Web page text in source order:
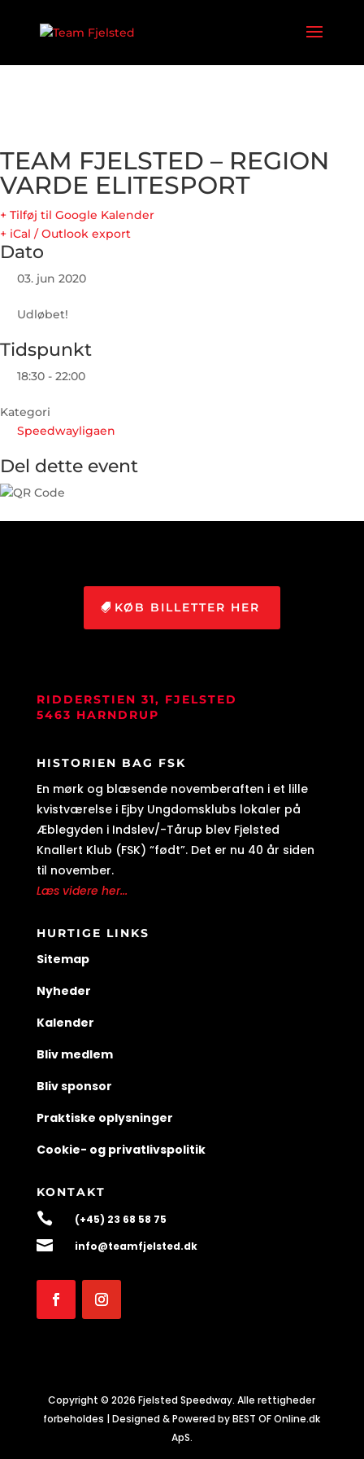
TEAM FJELSTED – REGION
VARDE ELITESPORT
+ Tilføj til Google Kalender
+ iCal / Outlook export
Dato
03. jun 2020
Udløbet!
Tidspunkt
18:30 - 22:00
Kategori
Speedwayligaen
Del dette event
KØB BILLETTER HER
RIDDERSTIEN 31, FJELSTED
5463 HARNDRUP
HISTORIEN BAG FSK
En mørk og blæsende novemberaften i et lille
kvistværelse i Ejby Ungdomsklubs lokaler på
Æblegyden i Indslev/-Tårup blev Fjelsted
Knallert Klub (FSK) “født”. Det er nu 40 år siden
til november.
Læs videre her...
HURTIGE LINKS
Sitemap
Nyheder
Kalender
Bliv medlem
Bliv sponsor
Praktiske oplysninger
Cookie- og privatlivspolitik
KONTAKT
 (+45) 23 68 58 75
 info@teamfjelsted.dk
Copyright © 2026 Fjelsted Speedway. Alle rettigheder
forbeholdes | Designed & Powered by BEST OF Online.dk
ApS.